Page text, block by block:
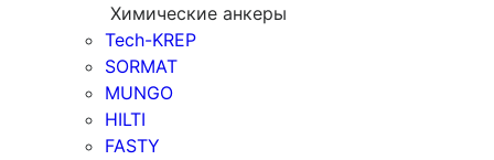
Химические анкеры
Tech-KREP
SORMAT
MUNGO
HILTI
FASTY